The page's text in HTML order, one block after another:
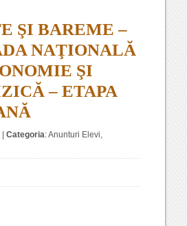
ŞI BAREME –
NAŢIONALĂ
ŞI
– ETAPA
|Categoria:Anunturi Elevi,